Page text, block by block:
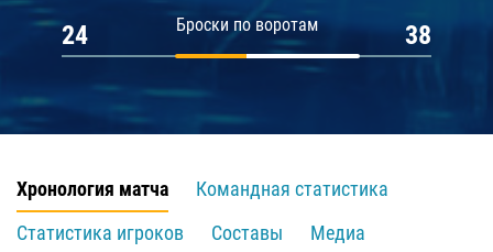
Броски по воротам
24 38
Хронология матча
Командная статистика
Статистика игроков
Составы
Медиа